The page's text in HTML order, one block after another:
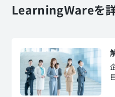
LearningWareを